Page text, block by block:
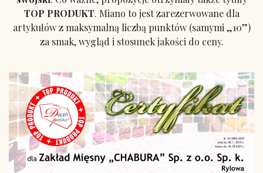
TOP PRODUKT. Miano to jest zarezerwowane dla
artykułów z maksymalną liczbą punktów (samymi „10”)
za smak, wygląd i stosunek jakości do ceny.